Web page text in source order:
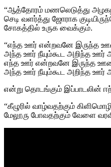
“ஆத்தோரம் மணலெடுத்து
செடி வளர்த்து ஜோராக
சோகத்தில் உருக வைக்கும்.
“எந்த ஊர் என்றவனே இருந்த
அந்த ஊர் நீயும்கூட அறிந்த ஊர்
எந்த ஊர் என்றவனே இருந்த
அந்த ஊர் நீயும்கூட அறிந்த ஊர்
என்று தொடங்கும் இப்பாடலின்
“கீழுரில் வாழ்வதற்கும்
மேலூரு போவதற்கும் வேளை